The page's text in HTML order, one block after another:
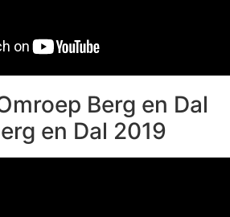
Berg en Dal
en Dal 2019